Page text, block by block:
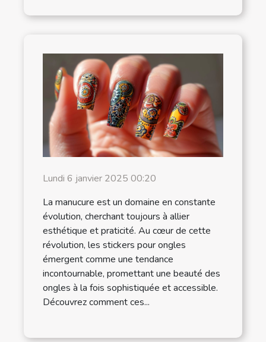
Lundi 6 janvier 2025 00:20
La manucure est un domaine en constante
évolution, cherchant toujours à allier
esthétique et praticité. Au cœur de cette
révolution, les stickers pour ongles
émergent comme une tendance
incontournable, promettant une beauté des
ongles à la fois sophistiquée et accessible.
Découvrez comment ces...